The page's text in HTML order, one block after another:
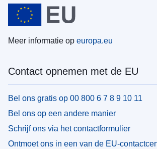
Meer informatie op europa.eu
Contact opnemen met de EU
Bel ons gratis op 00 800 6 7 8 9 10 11
Bel ons op een andere manier
Schrijf ons via het contactformulier
Ontmoet ons in een van de EU-